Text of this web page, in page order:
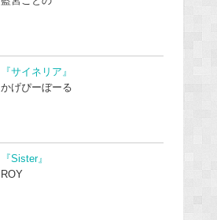
『サイネリア』
かげぴーぼーる
『Sister』
ROY